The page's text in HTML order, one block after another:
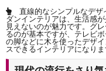
直線的なシンプルなデザ
ダンインテリアは、 生活感
見えないのが魅力です。グ
るのが基本ですが、テレビ
の脚などに木を使ったデザ
スできるインテリアになりま